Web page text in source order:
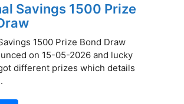
Savings 1500 Prize
1500 Prize Bond Draw
on 15-05-2026 and lucky
different prizes which details